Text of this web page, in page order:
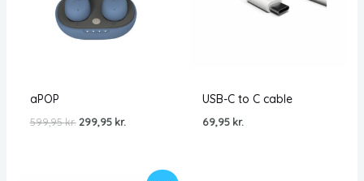
aPOP
599,95kr. Den
299,95 kr.Den
299,95 kr..
USB-C to C cable
69,95 kr.